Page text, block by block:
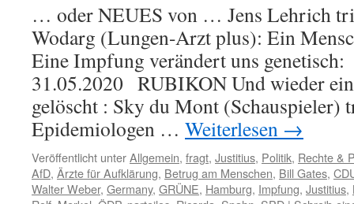
… oder NEUES von … Jens Lehrich
Wodarg (Lungen-Arzt plus): Ein
Eine Impfung verändert uns
31.05.2020 RUBIKON Und wieder
gelöscht : Sky du Mont (Schauspieler)
Epidemiologen … Weiterlesen →
Veröffentlicht unterAllgemein, fragt, Justitius, Politik, Rechte &
AfD, Ärzte für Aufklärung, Betrug am Menschen, Bill Gates,
Walter Weber, Germany, GRÜNE, Hamburg, Impfung, Justitius,